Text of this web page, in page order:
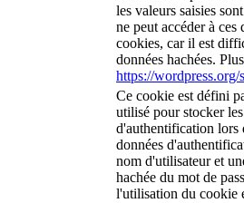
les valeurs saisies
ne peut accéder à ces
cookies, car il est
données hachées.
https://
Ce cookie est défini
utilisé pour stocker
d'authentification lors
données
nom d'utilisateur et
hachée du mot de
l'utilisation du cookie